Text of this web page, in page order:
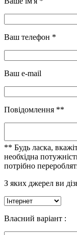
Ваш телефон *
Ваш e-mail
Повідомлення **
** Будь ласка,
необхідна
потрібно
З яких джерел ви
Власний варіант :